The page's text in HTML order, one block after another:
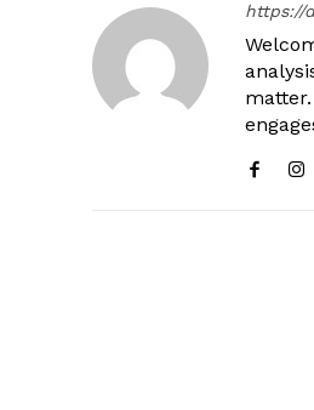
https://